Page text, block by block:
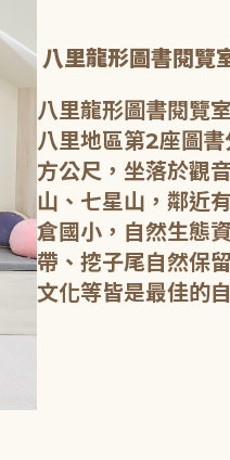
八里龍形圖書閱覽
八里龍形圖書閱覽
八里地區第2座圖
方公尺，坐落於觀
山、七星山，鄰近
倉國小，自然生態
帶、挖子尾自然保